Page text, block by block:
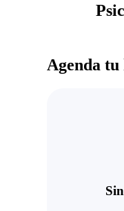
Agenda tu